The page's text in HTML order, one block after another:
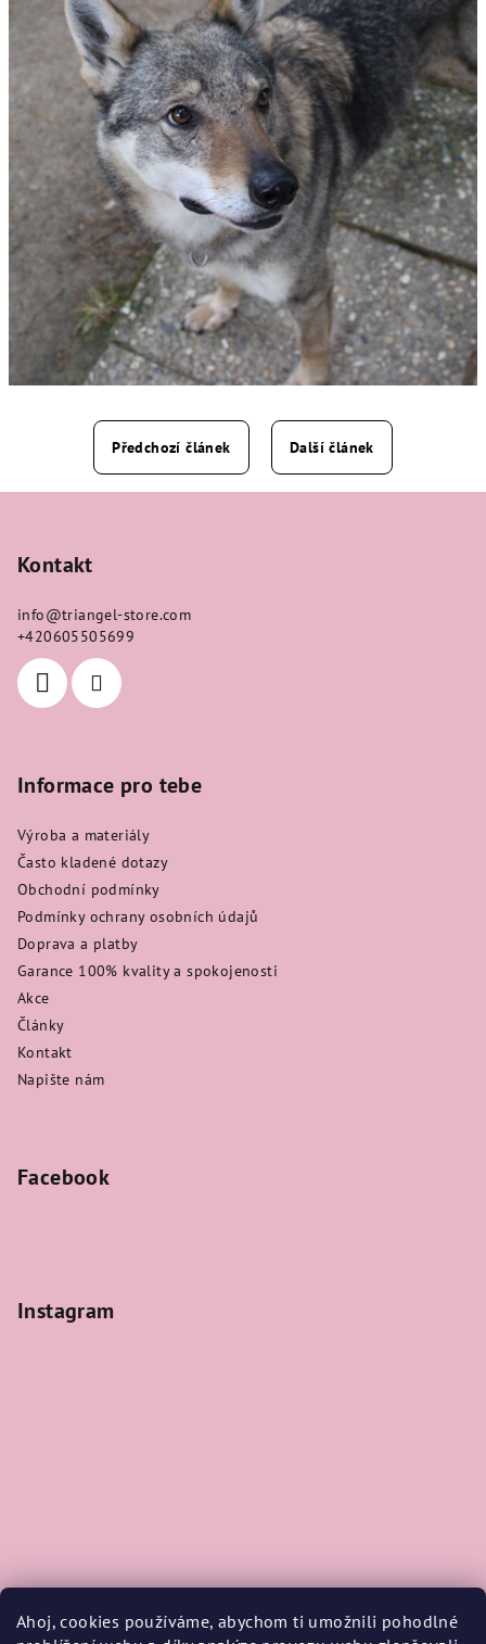
Ahoj, cookies používáme, abychom ti umožnili pohodlné
Předchozí článek Další článek
Kontakt
info@triangel-store.com
+420605505699
Informace pro tebe
Výroba a materiály
Často kladené dotazy
Obchodní podmínky
Podmínky ochrany osobních údajů
Doprava a platby
Garance 100% kvality a spokojenosti
Akce
Články
Kontakt
Napište nám
Facebook
Instagram